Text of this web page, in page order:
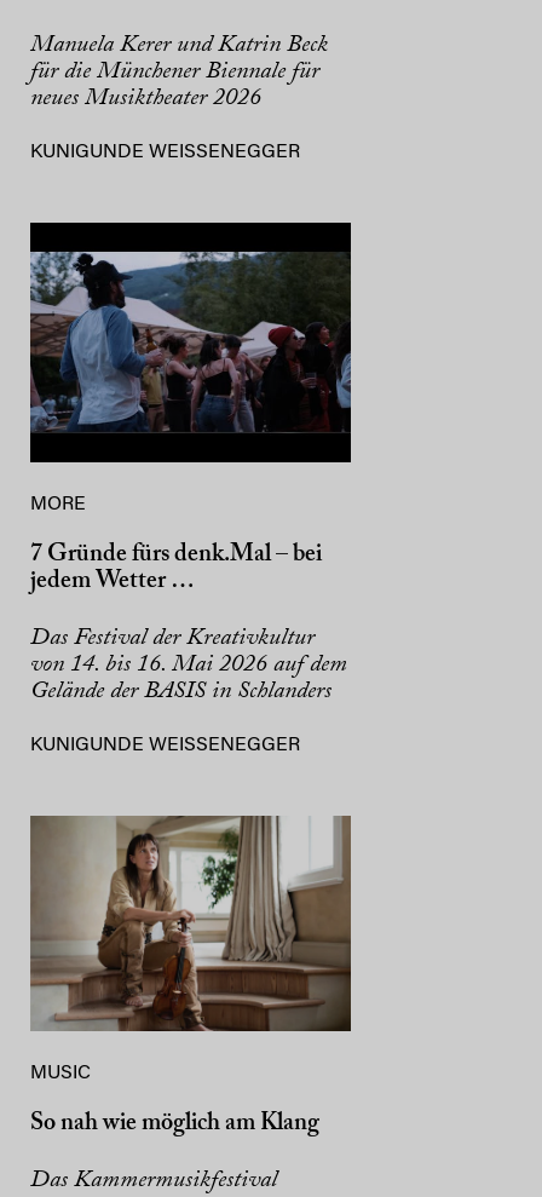
Manuela Kerer und Katrin Beck
für die Münchener Biennale für
neues Musiktheater 2026
KUNIGUNDE WEISSENEGGER
MORE
7 Gründe fürs denk.Mal – bei
jedem Wetter …
Das Festival der Kreativkultur
von 14. bis 16. Mai 2026 auf dem
Gelände der BASIS in Schlanders
KUNIGUNDE WEISSENEGGER
MUSIC
So nah wie möglich am Klang
Das Kammermusikfestival